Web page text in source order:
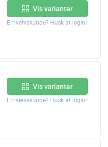
Vis varianter
Erhvervskunde? Husk at login!
Vis varianter
Erhvervskunde? Husk at login!